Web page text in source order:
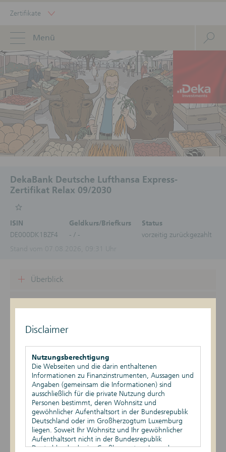
Disclaimer
Nutzungsberechtigung
Die Webseiten und die darin enthaltenen
Informationen zu Finanzinstrumenten, Aussagen und
Angaben (gemeinsam die Informationen) sind
ausschließlich für die private Nutzung durch
Personen bestimmt, deren Wohnsitz und
gewöhnlicher Aufenthaltsort in der Bundesrepublik
Deutschland oder im Großherzogtum Luxemburg
liegen. Soweit Ihr Wohnsitz und Ihr gewöhnlicher
Aufenthaltsort nicht in der Bundesrepublik
Deutschland oder im Großherzogtum Luxemburg
Zertifikate
Menü
DekaBank Deutsche Lufthansa Express-
Zertifikat Relax 09/2030
ISIN
DE000DK1BZF4
Geldkurs/Briefkurs
- / -
Status
vorzeitig zurückgezahlt
Überblick
Basiswert
Szenario-Rechner
Publikationen
Datum Ereignis Daten
24.09.2025
Vorzeitige
Rückzahlung
Rückzahlungsgrund:
Vorzeitige Fälligkeit
Rückzahlungsbetrag
(Geld): 1.000,00